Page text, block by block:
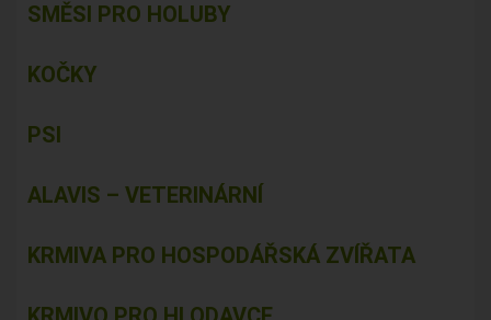
SMĚSI PRO HOLUBY
KOČKY
PSI
ALAVIS – VETERINÁRNÍ
KRMIVA PRO HOSPODÁŘSKÁ ZVÍŘATA